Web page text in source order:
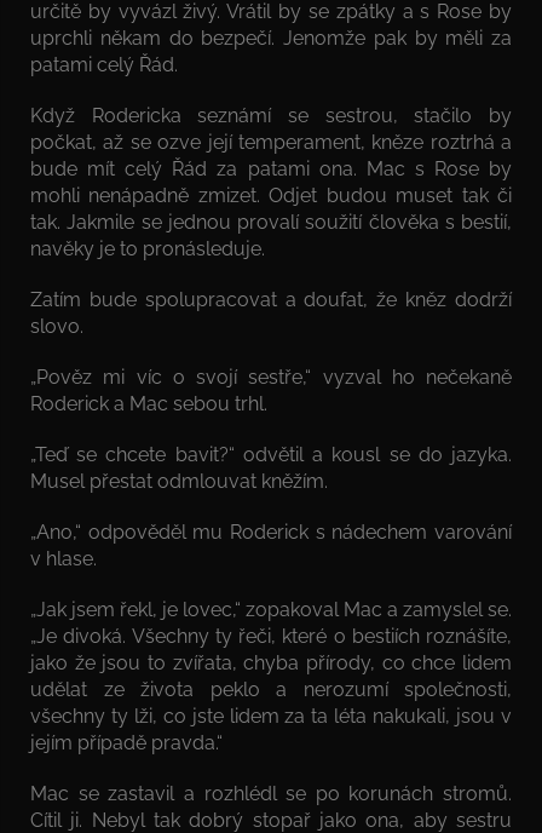
určitě by vyvázl živý. Vrátil by se zpátky a s Rose by
uprchli někam do bezpečí. Jenomže pak by měli za
patami celý Řád.
Když Rodericka seznámí se sestrou, stačilo by
počkat, až se ozve její temperament, kněze roztrhá a
bude mít celý Řád za patami ona. Mac s Rose by
mohli nenápadně zmizet. Odjet budou muset tak či
tak. Jakmile se jednou provalí soužití člověka s bestií,
navěky je to pronásleduje.
Zatím bude spolupracovat a doufat, že kněz dodrží
slovo.
„Pověz mi víc o svojí sestře,“ vyzval ho nečekaně
Roderick a Mac sebou trhl.
„Teď se chcete bavit?“ odvětil a kousl se do jazyka.
Musel přestat odmlouvat kněžím.
„Ano,“ odpověděl mu Roderick s nádechem varování
v hlase.
„Jak jsem řekl, je lovec,“ zopakoval Mac a zamyslel se.
„Je divoká. Všechny ty řeči, které o bestiích roznášíte,
jako že jsou to zvířata, chyba přírody, co chce lidem
udělat ze života peklo a nerozumí společnosti,
všechny ty lži, co jste lidem za ta léta nakukali, jsou v
jejím případě pravda.“
Mac se zastavil a rozhlédl se po korunách stromů.
Cítil ji. Nebyl tak dobrý stopař jako ona, aby sestru